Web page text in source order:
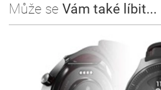
Může se Vám také líbit...